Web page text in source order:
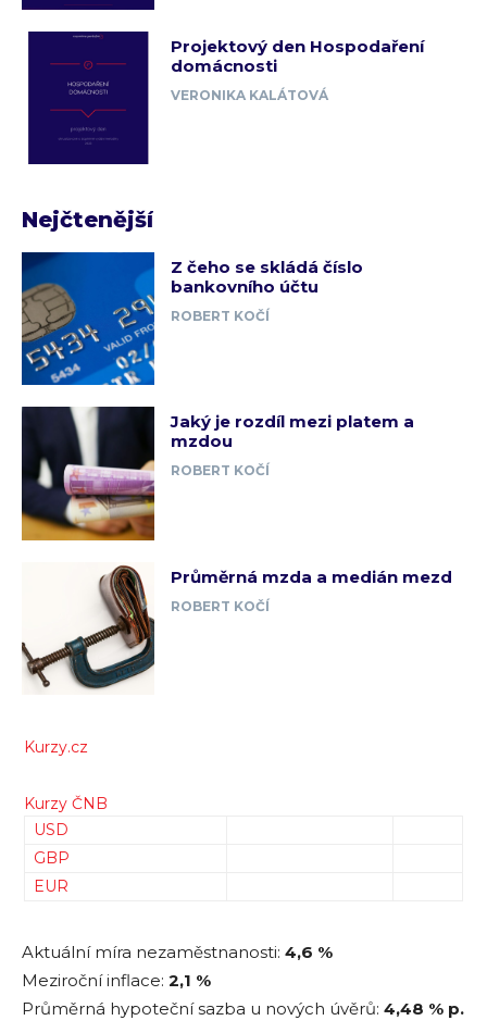
Projektový den Hospodaření
domácnosti
VERONIKA KALÁTOVÁ
Nejčtenější
Z čeho se skládá číslo
bankovního účtu
ROBERT KOČÍ
Jaký je rozdíl mezi platem a
mzdou
ROBERT KOČÍ
Průměrná mzda a medián mezd
ROBERT KOČÍ
Kurzy.cz
Kurzy ČNB
USD
GBP
EUR
Aktuální míra nezaměstnanosti: 4,6 %
Meziroční inflace: 2,1 %
Průměrná hypoteční sazba u nových úvěrů: 4,48 % p.